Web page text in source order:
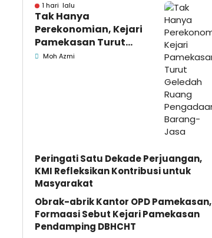
1 hari lalu
Tak Hanya
Perekonomian, Kejari
Pamekasan Turut
Geledah Ruang
Moh Azmi
Peringati Satu Dekade Perjuangan,
KMI Refleksikan Kontribusi untuk
Masyarakat
Obrak-abrik Kantor OPD Pamekasan,
Formaasi Sebut Kejari Pamekasan
Pendamping DBHCHT